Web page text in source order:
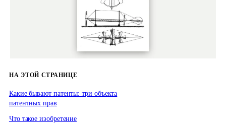
НА ЭТОЙ СТРАНИЦЕ
Какие бывают патенты: три объекта
патентных прав
Что такое изобретение